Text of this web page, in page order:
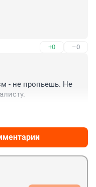
+0 –0
- не пропьешь. Не